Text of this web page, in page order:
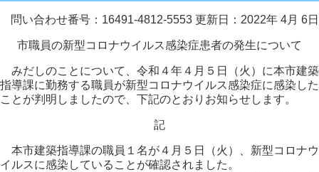
問い合わせ番号：16491-4812-5553 更新日：2022年 4月 6日
市職員の新型コロナウイルス感染症患者の発生について
みだしのことについて、令和４年４月５日（火）に本市建築
指導課に勤務する職員が新型コロナウイルス感染症に感染した
ことが判明しましたので、下記のとおりお知らせします。
記
本市建築指導課の職員１名が４月５日（火）、新型コロナウ
イルスに感染していることが確認されました。